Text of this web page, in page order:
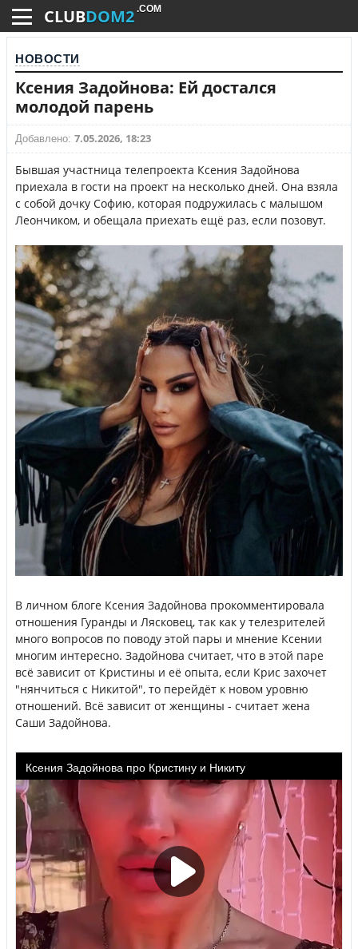
CLUBDOM2 .COM
НОВОСТИ
Ксения Задойнова: Ей достался
молодой парень
Добавлено: 7.05.2026, 18:23
Бывшая участница телепроекта Ксения Задойнова
приехала в гости на проект на несколько дней. Она взяла
с собой дочку Софию, которая подружилась с малышом
Леончиком, и обещала приехать ещё раз, если позовут.
В личном блоге Ксения Задойнова прокомментировала
отношения Гуранды и Лясковец, так как у телезрителей
много вопросов по поводу этой пары и мнение Ксении
многим интересно. Задойнова считает, что в этой паре
всё зависит от Кристины и её опыта, если Крис захочет
"нянчиться с Никитой", то перейдёт к новом уровню
отношений. Всё зависит от женщины - считает жена
Саши Задойнова.